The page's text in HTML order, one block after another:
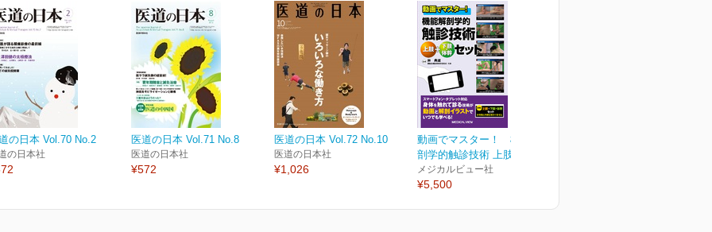
の日本 Vol.70 No.2
の日本社
医道の日本 Vol.71 No.8
医道の日本社
¥572
医道の日本 Vol.72 No.10
医道の日本社
¥1,026
動画でマスター！ 機能解
剖学的触診技術 上肢＋下...
メジカルビュー社
¥5,500